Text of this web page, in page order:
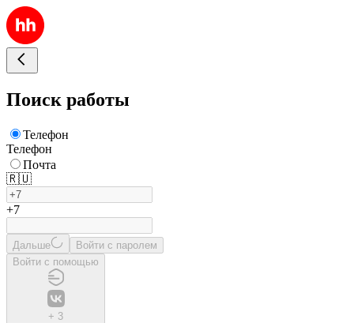
Поиск работы
Телефон
Телефон
Почта
🇷🇺
+7
Дальше
Войти с паролем
Войти с помощью
+ 3